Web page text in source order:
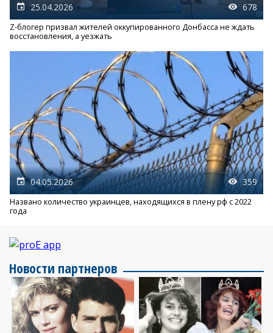
25.04.2026 678
Z-блогер призвал жителей оккупированного Донбасса не ждать
восстановления, а уезжать
04.05.2026 359
Названо количество украинцев, находящихся в плену рф с 2022
года
Новости партнеров